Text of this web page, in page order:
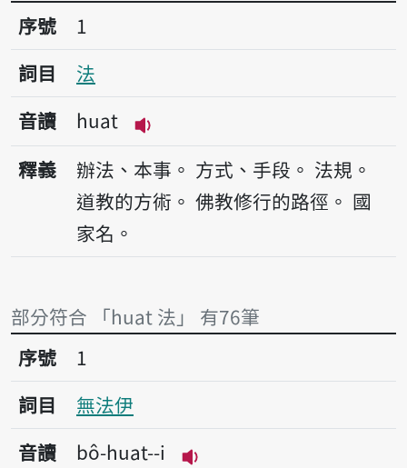
序號1法
序號
1
詞目
法
音讀
huat
播放音讀huat
釋義 辦法、本事。 方式、手段。 法規。
道教的方術。 佛教修行的路徑。 國
家名。
部分符合 「huat 法」 有76筆
序號1無法伊
序號
1
詞目
無法伊
音讀
bô-huat--i